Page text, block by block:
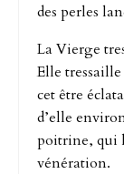
des perles
La Vierge
Elle
cet être
d’elle
poitrine, qui
vénération.